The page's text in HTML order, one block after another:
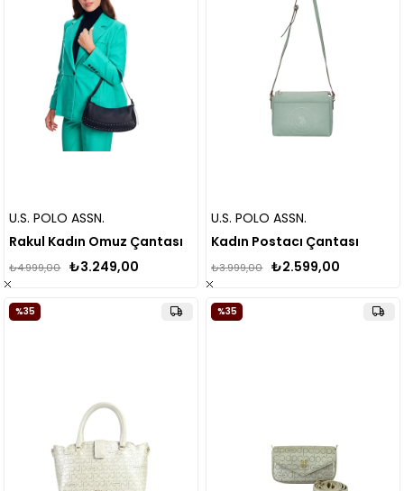
U.S. POLO ASSN.
Rakul Kadın Omuz Çantası
₺3.249,00
₺4.999,00
U.S. POLO ASSN.
Kadın Postacı Çantası
₺2.599,00
₺3.999,00
%35 %35